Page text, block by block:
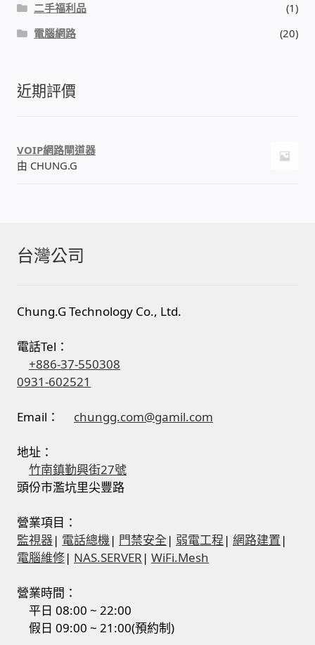
二手福利品
(1)
電腦網路
(20)
近期評價
VOIP網路閘道器
由 CHUNG.G
台灣公司
Chung.G Technology Co., Ltd.
電話Tel：
+886-37-550308
0931-602521
Email： chungg.com@gamil.com
地址：
竹南鎮勤興街27號
頭份市濫坑里尖豐路
營業項目：
監視器| 電話總機| 門禁安全 | 弱電工程 |網路建置 |
電腦維修| NAS.SERVER |WiFi.Mesh
營業時間：
平日 08:00 ~ 22:00
假日 09:00 ~ 21:00(預約制)